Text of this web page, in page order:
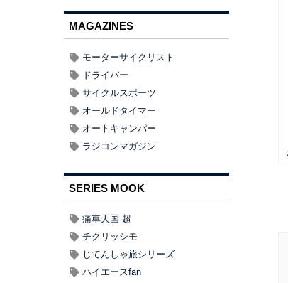
MAGAZINES
モーターサイクリスト
ドライバー
サイクルスポーツ
オールドタイマー
オートキャンパー
ラジコンマガジン
SERIES MOOK
痛車天国 超
チクリッシモ
じてんしゃ旅シリーズ
ハイエースfan